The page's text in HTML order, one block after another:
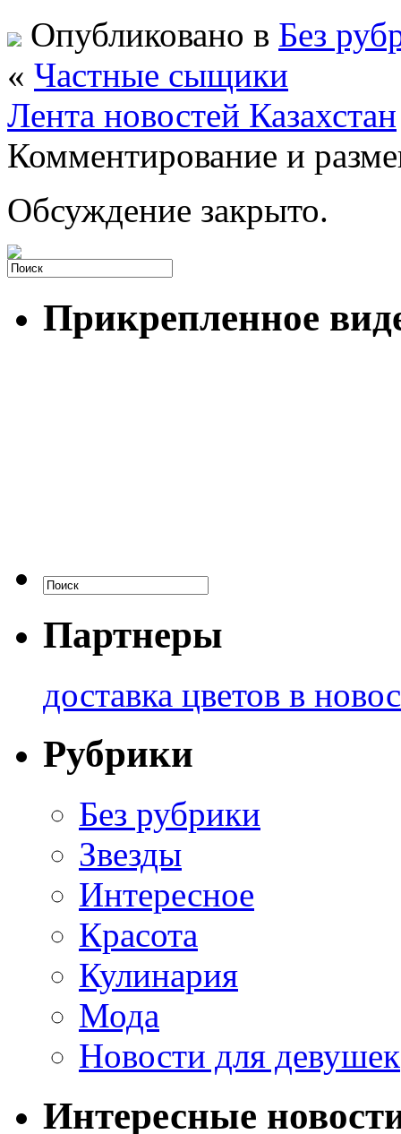
Опубликовано в Без
« Частные сыщики
Лента новостей Казахстан
Комментирование и
Обсуждение закрыто.
Прикрепленное
Партнеры
доставка цветов в
Рубрики
Без рубрики
Звезды
Интересное
Красота
Кулинария
Мода
Новости для девушек
Интересные